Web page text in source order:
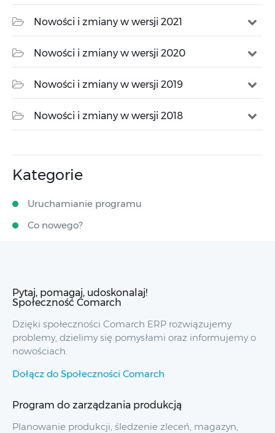
Nowości i zmiany w wersji 2021
Nowości i zmiany w wersji 2020
Nowości i zmiany w wersji 2019
Nowości i zmiany w wersji 2018
Kategorie
Uruchamianie programu
Co nowego?
Pytaj, pomagaj, udoskonalaj!
Społeczność Comarch
Dzięki społeczności Comarch ERP rozwiązujemy
problemy, dzielimy się pomysłami oraz informujemy o
nowościach.
Dołącz do Społeczności Comarch
Program do zarządzania produkcją
Planowanie produkcji, śledzenie zleceń, magazyn,